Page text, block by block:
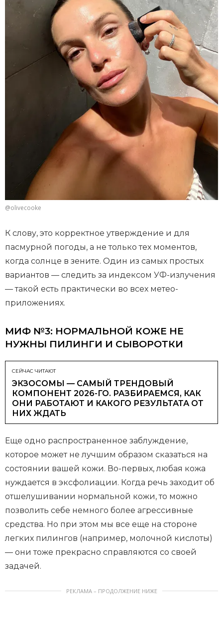
@olivecooke
К слову, это корректное утверждение и для
пасмурной погоды, а не только тех моментов,
когда солнце в зените. Один из самых простых
вариантов — следить за индексом УФ-излучения
— такой есть практически во всех метео-
приложениях.
МИФ №3: НОРМАЛЬНОЙ КОЖЕ НЕ
НУЖНЫ ПИЛИНГИ И СЫВОРОТКИ
СЕЙЧАС ЧИТАЮТ
ЭКЗОСОМЫ — САМЫЙ ТРЕНДОВЫЙ
КОМПОНЕНТ 2026-ГО. РАЗБИРАЕМСЯ, КАК
ОНИ РАБОТАЮТ И КАКОГО РЕЗУЛЬТАТА ОТ
НИХ ЖДАТЬ
Еще одно распространенное заблуждение,
которое может не лучшим образом сказаться на
состоянии вашей кожи. Во-первых, любая кожа
нуждается в эксфолиации. Когда речь заходит об
отшелушивании нормальной кожи, то можно
позволить себе немного более агрессивные
средства. Но при этом мы все еще на стороне
легких пилингов (например, молочной кислоты)
— они тоже прекрасно справляются со своей
задачей.
РЕКЛАМА – ПРОДОЛЖЕНИЕ НИЖЕ